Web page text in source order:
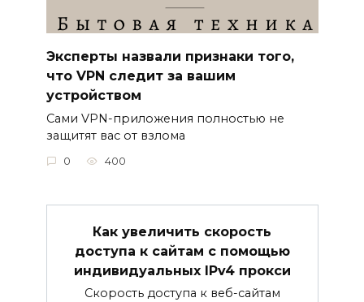
Эксперты назвали признаки того,
что VPN следит за вашим
устройством
Сами VPN-приложения полностью не
защитят вас от взлома
0 400
Как увеличить скорость
доступа к сайтам с помощью
индивидуальных IPv4 прокси
Скорость доступа к веб-сайтам